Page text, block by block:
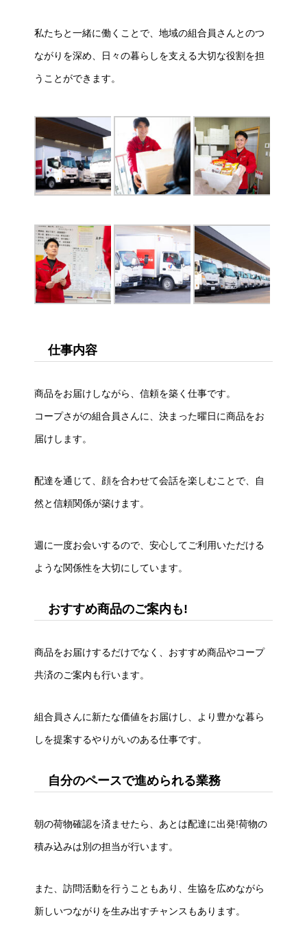
私たちと一緒に働くことで、地域の組合員さんとのつ
ながりを深め、日々の暮らしを支える大切な役割を担
うことができます。
仕事内容
商品をお届けしながら、信頼を築く仕事です。
コープさがの組合員さんに、決まった曜日に商品をお
届けします。
配達を通じて、顔を合わせて会話を楽しむことで、自
然と信頼関係が築けます。
週に一度お会いするので、安心してご利用いただける
ような関係性を大切にしています。
おすすめ商品のご案内も!
商品をお届けするだけでなく、おすすめ商品やコープ
共済のご案内も行います。
組合員さんに新たな価値をお届けし、より豊かな暮ら
しを提案するやりがいのある仕事です。
自分のペースで進められる業務
朝の荷物確認を済ませたら、あとは配達に出発!荷物の
積み込みは別の担当が行います。
また、訪問活動を行うこともあり、生協を広めながら
新しいつながりを生み出すチャンスもあります。